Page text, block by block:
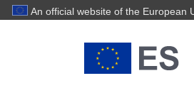
An official website of the European